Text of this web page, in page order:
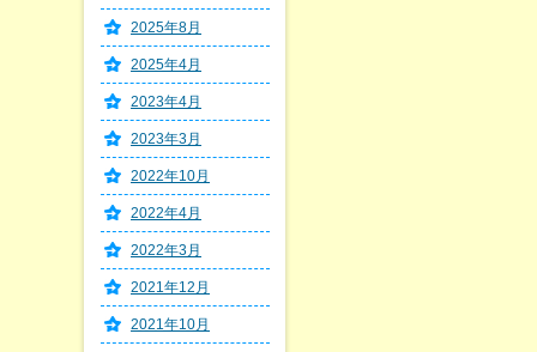
2025年8月
2025年4月
2023年4月
2023年3月
2022年10月
2022年4月
2022年3月
2021年12月
2021年10月